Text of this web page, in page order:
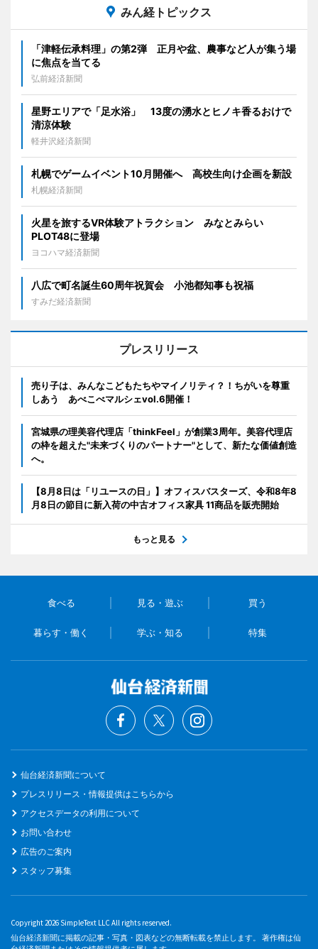
みん経トピックス
「津軽伝承料理」の第2弾 正月や盆、農事など人が集う場
に焦点を当てる
弘前経済新聞
星野エリアで「足水浴」 13度の湧水とヒノキ香るおけで
清涼体験
軽井沢経済新聞
札幌でゲームイベント10月開催へ 高校生向け企画を新設
札幌経済新聞
火星を旅するVR体験アトラクション みなとみらい
PLOT48に登場
ヨコハマ経済新聞
八広で町名誕生60周年祝賀会 小池都知事も祝福
すみだ経済新聞
プレスリリース
売り子は、みんなこどもたちやマイノリティ？！ちがいを尊重
しあう あべこべマルシェvol.6開催！
宮城県の理美容代理店「thinkFeel」が創業3周年。美容代理店
の枠を超えた"未来づくりのパートナー"として、新たな価値創造
へ。
【8月8日は「リユースの日」】オフィスバスターズ、令和8年8
月8日の節目に新入荷の中古オフィス家具 11商品を販売開始
もっと見る
食べる 見る・遊ぶ 買う
暮らす・働く 学ぶ・知る 特集
仙台経済新聞について
プレスリリース・情報提供はこちらから
アクセスデータの利用について
お問い合わせ
広告のご案内
スタッフ募集
Copyright 2026 SimpleText LLC All rights reserved.
仙台経済新聞に掲載の記事・写真・図表などの無断転載を禁止します。 著作権は仙